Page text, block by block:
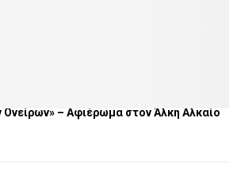
– Αφιέρωμα στον Άλκη Αλκαίο